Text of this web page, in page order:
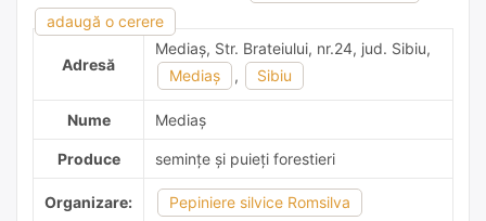
adaugă o cerere
adaugă o recomandare
Adresă
Mediaş, Str. Brateiului, nr.24, jud. Sibiu,
Mediaş
, Sibiu
Nume Mediaş
Produce semințe și puieți forestieri
Organizare: Pepiniere silvice Romsilva